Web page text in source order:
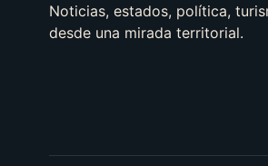
Noticias, estados, política,
desde una mirada territorial.